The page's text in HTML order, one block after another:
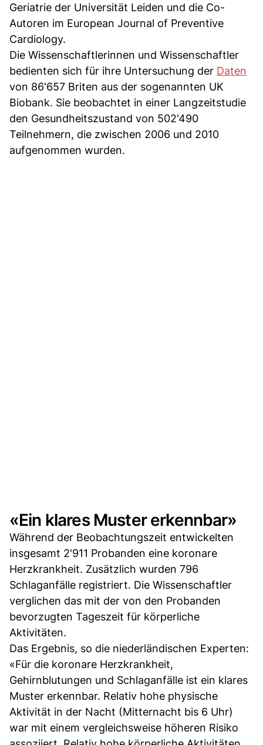
Geriatrie der Universität Leiden und die Co-
Autoren im European Journal of Preventive
Cardiology.
Die Wissenschaftlerinnen und Wissenschaftler
bedienten sich für ihre Untersuchung der Daten
von 86'657 Briten aus der sogenannten UK
Biobank. Sie beobachtet in einer Langzeitstudie
den Gesundheitszustand von 502'490
Teilnehmern, die zwischen 2006 und 2010
aufgenommen wurden.
«Ein klares Muster erkennbar»
Während der Beobachtungszeit entwickelten
insgesamt 2'911 Probanden eine koronare
Herzkrankheit. Zusätzlich wurden 796
Schlaganfälle registriert. Die Wissenschaftler
verglichen das mit der von den Probanden
bevorzugten Tageszeit für körperliche
Aktivitäten.
Das Ergebnis, so die niederländischen Experten:
«Für die koronare Herzkrankheit,
Gehirnblutungen und Schlaganfälle ist ein klares
Muster erkennbar. Relativ hohe physische
Aktivität in der Nacht (Mitternacht bis 6 Uhr)
war mit einem vergleichsweise höheren Risiko